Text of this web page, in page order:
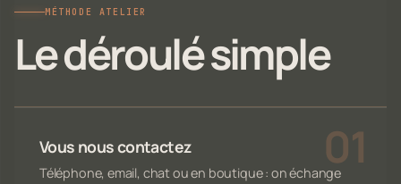
MÉTHODE ATELIER
Le déroulé simple
Vous nous contactez
Téléphone, email, chat ou en boutique : on échange